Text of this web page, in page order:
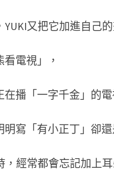
又把它加進自己的
電視」，
播「一字千金」的電
寫「有小正丁」卻
，經常都會忘記加上耳